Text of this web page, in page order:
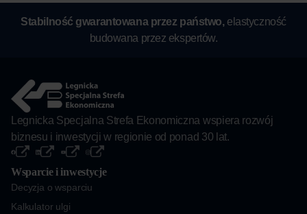
Stabilność gwarantowana przez państwo, elastyczność
budowana przez ekspertów.
Legnicka Specjalna Strefa Ekonomiczna wspiera rozwój
biznesu i inwestycji w regionie od ponad 30 lat.
Wsparcie i inwestycje
Decyzja o wsparciu
Kalkulator ulgi